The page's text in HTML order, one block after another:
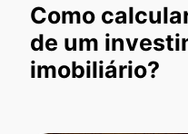
Como
de um
imobiliário?